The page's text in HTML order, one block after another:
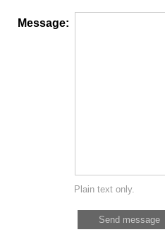
Message:
Plain text only.